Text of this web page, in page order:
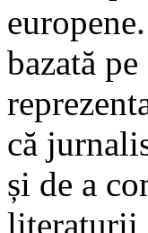
bazată
că
și de a